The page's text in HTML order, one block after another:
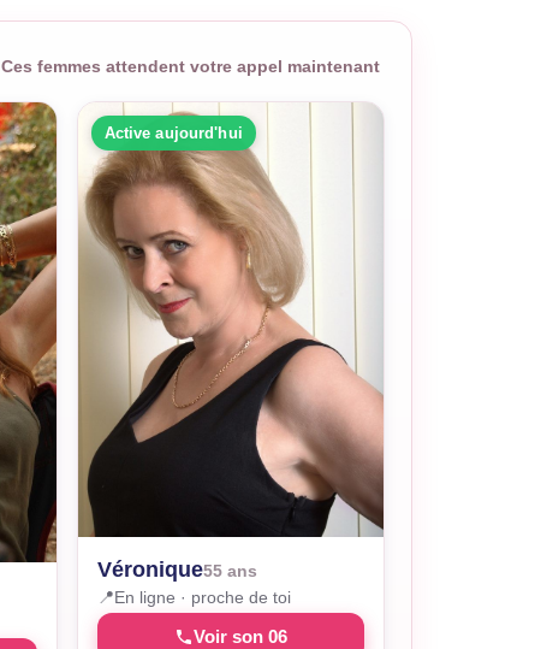
Ces femmes attendent votre appel maintenant
Active aujourd'hui
Véronique55 ans
📍En ligne · proche de toi
Voir son 06